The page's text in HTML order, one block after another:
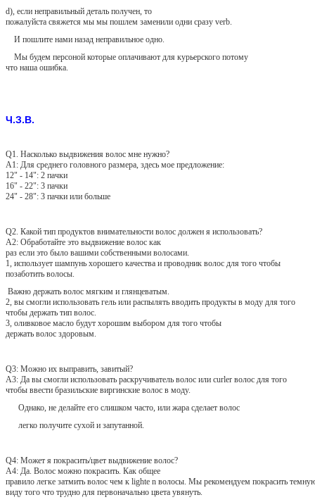
d), если неправильный деталь получен, то
пожалуйста свяжется мы мы пошлем заменили одни сразу verb.
И пошлите нами назад неправильное одно.
Мы будем персоной которые оплачивают для курьерского потому
что наша ошибка.
Ч.З.В.
Q1. Насколько выдвижения волос мне нужно?
A1: Для среднего головного размера, здесь мое предложение:
12" - 14": 2 пачки
16" - 22": 3 пачки
24" - 28": 3 пачки или больше
Q2. Какой тип продуктов внимательности волос должен я использовать?
A2: Обработайте это выдвижение волос как
раз если это было вашими собственными волосами.
1, использует шампунь хорошего качества и проводник волос для того чтобы
позаботить волосы.
Важно держать волос мягким и глянцеватым.
2, вы смогли использовать гель или распылять вводить продукты в моду для того
чтобы держать тип волос.
3, оливковое масло будут хорошим выбором для того чтобы
держать волос здоровым.
Q3: Можно их выправить, завитый?
A3: Да вы смогли использовать раскручиватель волос или curler волос для того
чтобы ввести бразильские виргинские волос в моду.
Однако, не делайте его слишком часто, или жара сделает волос
легко получите сухой и запутанной.
Q4: Может я покрасить/цвет выдвижение волос?
A4: Да. Волос можно покрасить. Как общее
правило легке затмить волос чем к lighte n волосы. Мы рекомендуем покрасить
виду того что трудно для первоначально цвета увянуть.